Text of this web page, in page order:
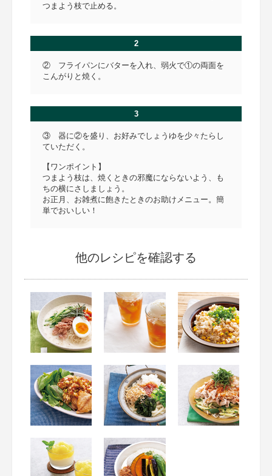
つまよう枝で止める。
2
② フライパンにバターを入れ、弱火で①の両面を
こんがりと焼く。
3
③ 器に②を盛り、お好みでしょうゆを少々たらし
ていただく。
【ワンポイント】
つまよう枝は、焼くときの邪魔にならないよう、も
ちの横にさしましょう。
お正月、お雑煮に飽きたときのお助けメニュー。簡
単でおいしい！
他のレシピを確認する